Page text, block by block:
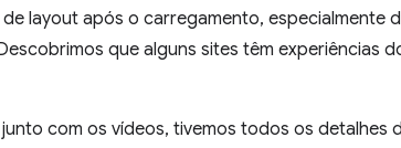
layout após o carregamento, especialmente
que alguns sites têm experiências
com os vídeos, tivemos todos os detalhes